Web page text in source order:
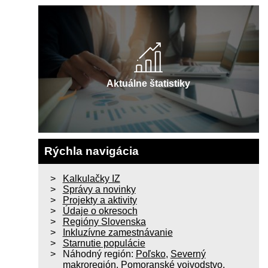
Aktuálne štatistiky
Rýchla navigácia
Kalkulačky IZ
Správy a novinky
Projekty a aktivity
Údaje o okresoch
Regióny Slovenska
Inkluzívne zamestnávanie
Starnutie populácie
Náhodný región: Poľsko, Severný
makroregión, Pomoranské vojvodstvo,